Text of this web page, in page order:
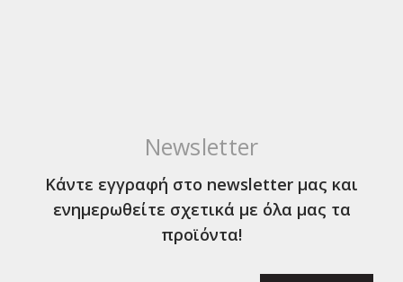
Newsletter
Κάντε εγγραφή στο newsletter μας και
ενημερωθείτε σχετικά με όλα μας τα
προϊόντα!